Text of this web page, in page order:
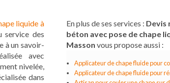
liquide à
service des
à un savoir-
avec
nivelée,
dans
En plus de ses services : Devis
béton avec pose de chape
Masson vous propose aussi :
Applicateur de chape fluide pour
Applicateur de chape fluide pour